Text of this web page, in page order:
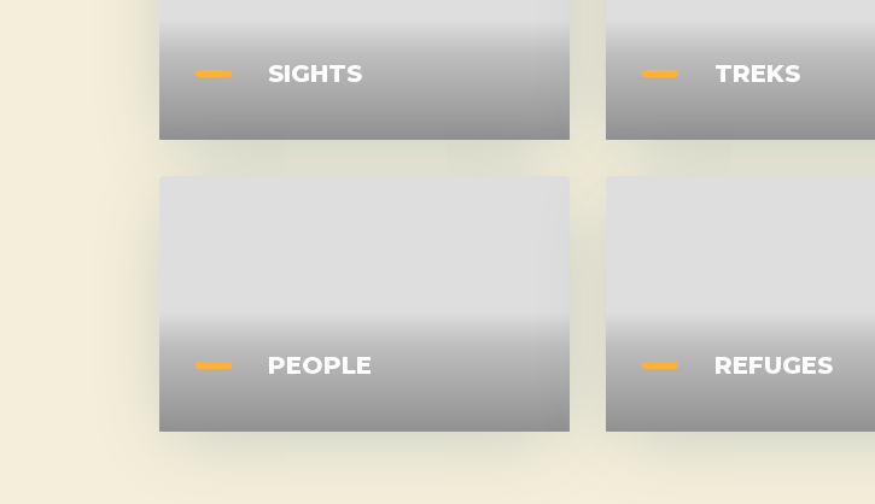
SIGHTS TREKS
PEOPLE REFUGES